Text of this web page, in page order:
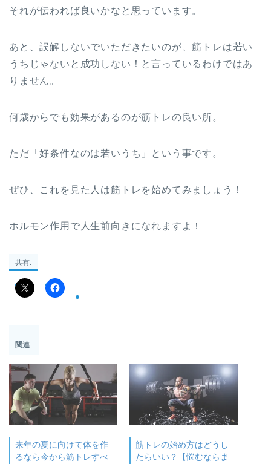
それが伝われば良いかなと思っています。
あと、誤解しないでいただきたいのが、筋トレは若い
うちじゃないと成功しない！と言っているわけではあ
りません。
何歳からでも効果があるのが筋トレの良い所。
ただ「好条件なのは若いうち」という事です。
ぜひ、これを見た人は筋トレを始めてみましょう！
ホルモン作用で人生前向きになれますよ！
共有:
関連
来年の夏に向けて体を作
るなら今から筋トレすべ
筋トレの始め方はどうし
たらいい？【悩むならま